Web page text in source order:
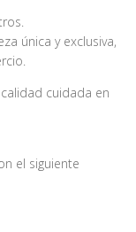
única y exclusiva,
cuidada en
el siguiente